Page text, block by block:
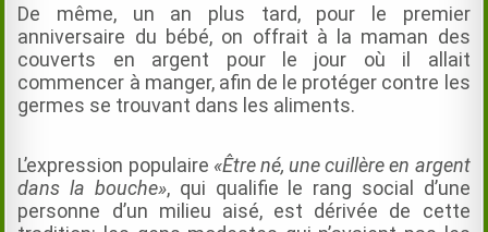
De même, un an plus tard, pour le premier
anniversaire du bébé, on offrait à la maman des
couverts en argent pour le jour où il allait
commencer à manger, afin de le protéger contre les
germes se trouvant dans les aliments.
L’expression populaire «Être né, une cuillère en argent
dans la bouche», qui qualifie le rang social d’une
personne d’un milieu aisé, est dérivée de cette